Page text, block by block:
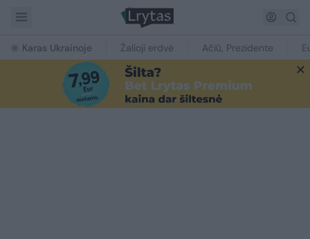
Karas Ukrainoje Žalioji erdvė Ačiū, Prezidente